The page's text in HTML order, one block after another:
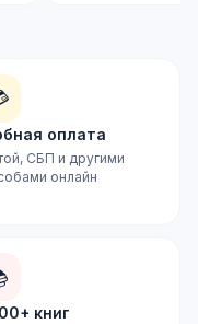
оплата
СБП и другими
онлайн
книг